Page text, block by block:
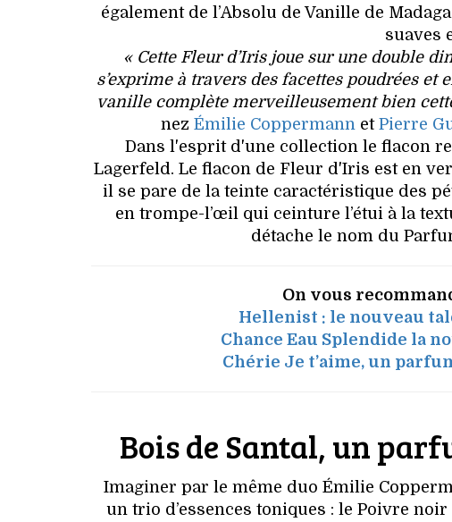
également de l’Absolu de Vanille de
suaves
« Cette Fleur d’Iris joue sur une double
s’exprime à travers des facettes poudrées et
vanille complète merveilleusement bien
nez Émilie Coppermannet Pierre
Dans l'esprit d'une collection le flacon
Lagerfeld. Le flacon de Fleur d'Iris est en
il se pare de la teinte caractéristique des
en trompe-l’œil qui ceinture l’étui à la
détache le nom du
On vous
Hellenist : le nouveau
Chance Eau Splendide la
Chérie Je t’aime, un
Bois de Santal, un
Imaginer par le même duo Émilie
un trio d’essences toniques : le Poivre